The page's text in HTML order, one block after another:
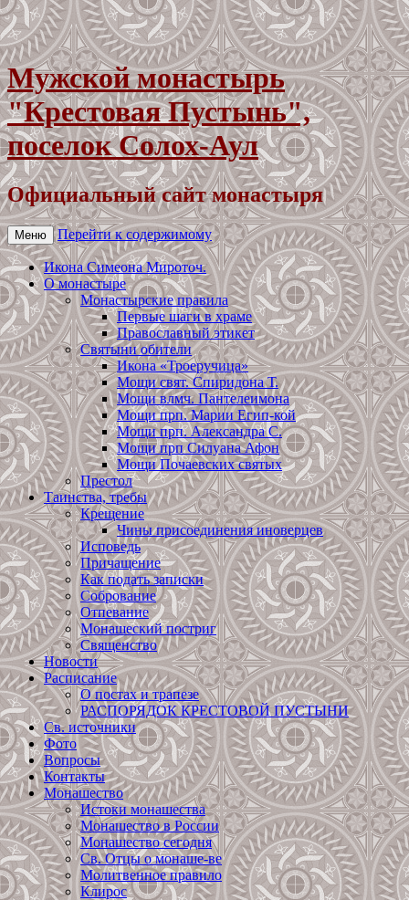
Мужской монастырь
"Крестовая Пустынь",
поселок Солох-Аул
Официальный сайт монастыря
Меню Перейти к содержимому
Икона Симеона Мироточ.
О монастыре
Монастырские правила
Первые шаги в храме
Православный этикет
Святыни обители
Икона «Троеручица»
Мощи свят. Спиридона Т.
Мощи влмч. Пантелеимона
Мощи прп. Марии Егип-кой
Мощи прп. Александра С.
Мощи прп Силуана Афон
Мощи Почаевских святых
Престол
Таинства, требы
Крещение
Чины присоединения иноверцев
Исповедь
Причащение
Как подать записки
Собрование
Отпевание
Монашеский постриг
Священство
Новости
Расписание
О постах и трапезе
РАСПОРЯДОК КРЕСТОВОЙ ПУСТЫНИ
Св. источники
Фото
Вопросы
Контакты
Монашество
Истоки монашества
Монашество в России
Монашество сегодня
Св. Отцы о монаше-ве
Молитвенное правило
Клирос